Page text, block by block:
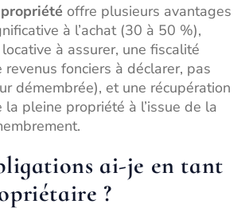
offre plusieurs avantages
à l’achat (30 à 50 %),
à assurer, une fiscalité
fonciers à déclarer, pas
démembrée), et une récupération
pleine propriété à l’issue de la
ai-je en tant
?